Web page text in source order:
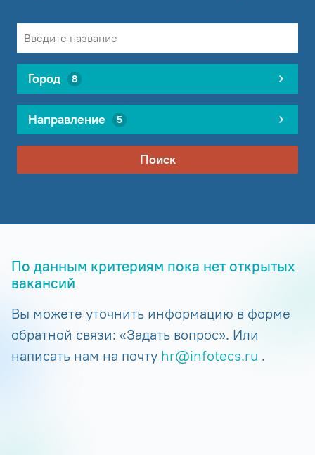
Город 8
Направление 5
Поиск
По данным критериям пока нет открытых
вакансий
Вы можете уточнить информацию в форме
обратной связи: «Задать вопрос». Или
написать нам на почту hr@infotecs.ru .